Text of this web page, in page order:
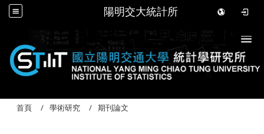
陽明交大統計所
首頁 學術研究 期刊論文